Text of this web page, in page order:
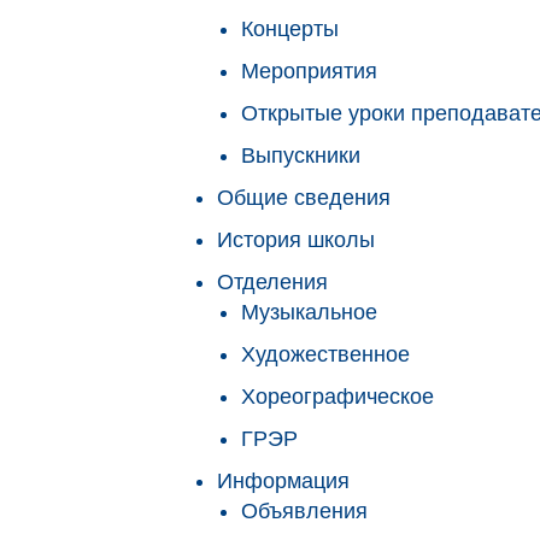
Концерты
Мероприятия
Открытые уроки
Выпускники
Общие сведения
История школы
Отделения
Музыкальное
Художественное
Хореографическое
ГРЭР
Информация
Объявления